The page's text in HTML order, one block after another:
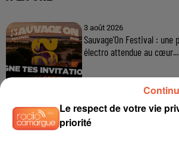
Le respect de votre vie
priorité